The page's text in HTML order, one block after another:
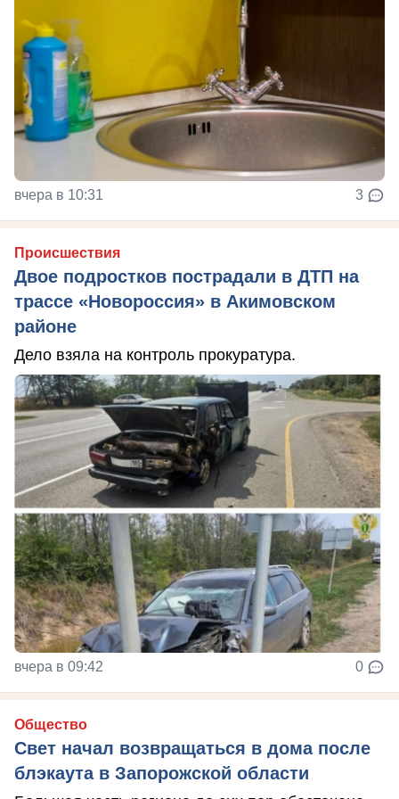
вчера в 10:31 3
Происшествия
Двое подростков пострадали в ДТП на
трассе «Новороссия» в Акимовском
районе
Дело взяла на контроль прокуратура.
вчера в 09:42 0
Общество
Свет начал возвращаться в дома после
блэкаута в Запорожской области